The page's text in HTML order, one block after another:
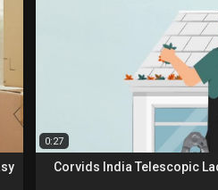
0:27
Corvids India Telescopic